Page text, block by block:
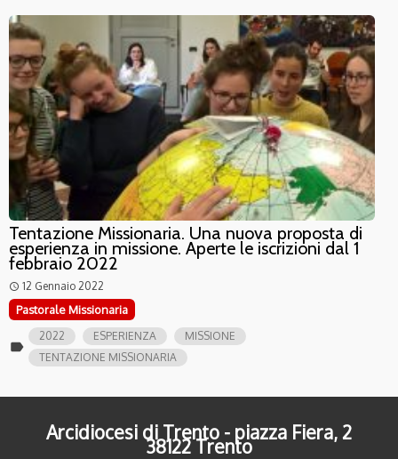
Tentazione Missionaria. Una nuova proposta di
esperienza in missione. Aperte le iscrizioni dal 1
febbraio 2022
access_time 12 Gennaio 2022
Pastorale Missionaria
label
2022 ESPERIENZA
MISSIONE
TENTAZIONE MISSIONARIA
Arcidiocesi di Trento - piazza Fiera, 2
38122 Trento